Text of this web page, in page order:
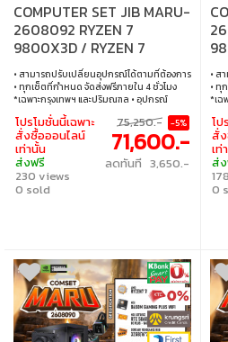
COMPUTER SET JIB MARU-
2608092 RYZEN 7
9800X3D / RYZEN 7
9800X3D / B650 / 32GB
DDR5 / M.2 1TB
• สามารถปรับเปลี่ยนอุปกรณ์ได้ตามที่ต้องการ
• ทุกเซ็ตที่กำหนด จัดส่งฟรีภายใน 4 ชั่วโมง
*เฉพาะกรุงเทพฯ และปริมณฑล • อุปกรณ์
คอมพิวเตอร์เสียภายใน 30 วัน นับจากวันซื้อ
เปลี่ยนอุปกรณ์คอมพิวเตอร์ใหม่ให้ทันที
ภายใน 24 ชั่วโมง เฉพาะซื้อผ่าน JIB Online
เท่านั้น (เงื่อนไขเป็นไปตามที่กำหนด) • ผ่อน
สบายๆ 0% นาน 10 เดือน ทุกเซ็ต • บริการ
ซ่อมและตรวจเช็คอาการ ฟรี! ได้ที่เจไอบีกว่า 140
สาขา ทั่วประเทศ
โปรโมชั่นนี้เฉพาะ
สั่งซื้อออนไลน์
เท่านั้น
ส่งฟรี
230 views
0 sold
75,250.- -5%
71,600.-
ลดทันที 3,650.-
• ส
• ทุ
*เฉ
ค
เป
ภา
เท่
สบ
ซ่อ
สาข
โป
สั่
เท่
ส่
0